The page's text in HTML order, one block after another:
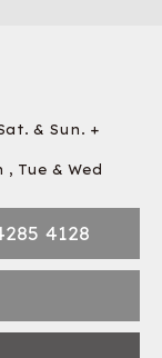
& Sun. +
, Tue & Wed
4128